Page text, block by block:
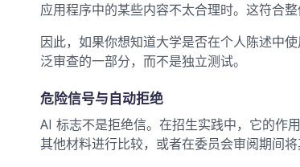
应用程序中的某些内容不太合理时。这符合
因此，如果你想知道大学是否在个人陈述中
泛审查的一部分，而不是独立测试。
危险信号与自动拒绝
AI 标志不是拒绝信。在招生实践中，它的作
其他材料进行比较，或者在委员会审阅期间将